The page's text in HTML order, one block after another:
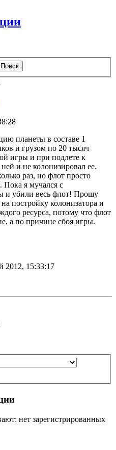
планеты в составе 1
и грузом по 20 тысяч
игры и при подлете к
и не колонизировал ее.
раз, но флот просто
Пока я мучался с
и убили весь флот! Прошу
постройку колонизатора и
ресурса, потому что флот
а по причине сбоя игры.
2012, 15:33:17
нет зарегистрированных